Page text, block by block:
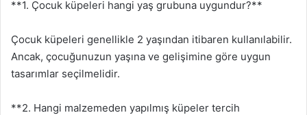
**1. Çocuk küpeleri hangi yaş grubuna uygundur?**
Çocuk küpeleri genellikle 2 yaşından itibaren kullanılabilir.
Ancak, çocuğunuzun yaşına ve gelişimine göre uygun
tasarımlar seçilmelidir.
**2. Hangi malzemeden yapılmış küpeler tercih